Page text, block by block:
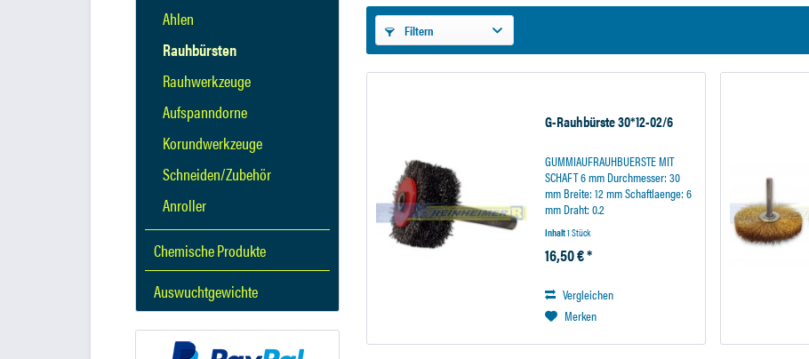
Ahlen
Rauhbürsten
Rauhwerkzeuge
Aufspanndorne
Korundwerkzeuge
Schneiden/Zubehör
Anroller
Chemische Produkte
Auswuchtgewichte
Filtern
G-Rauhbürste 30*12-02/6
GUMMIAUFRAUHBUERSTE MIT
SCHAFT 6 mm Durchmesser: 30
mm Breite: 12 mm Schaftlaenge: 6
mm Draht: 0.2
Inhalt1 Stück
16,50 € *
Vergleichen
Merken